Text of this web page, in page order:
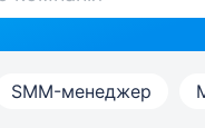
SMM-менеджер